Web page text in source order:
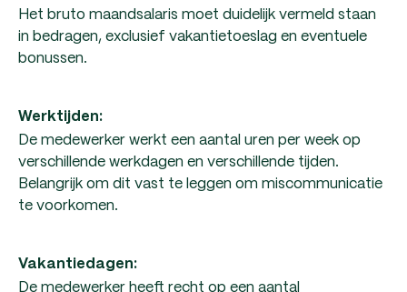
Het bruto maandsalaris moet duidelijk vermeld staan
in bedragen, exclusief vakantietoeslag en eventuele
bonussen.
Werktijden:
De medewerker werkt een aantal uren per week op
verschillende werkdagen en verschillende tijden.
Belangrijk om dit vast te leggen om miscommunicatie
te voorkomen.
Vakantiedagen:
De medewerker heeft recht op een aantal